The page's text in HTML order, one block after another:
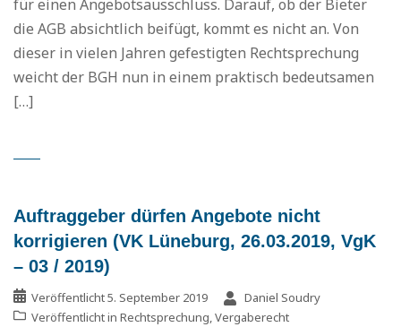
für einen Angebotsausschluss. Darauf, ob der Bieter
die AGB absichtlich beifügt, kommt es nicht an. Von
dieser in vielen Jahren gefestigten Rechtsprechung
weicht der BGH nun in einem praktisch bedeutsamen
[…]
Auftraggeber dürfen Angebote nicht
korrigieren (VK Lüneburg, 26.03.2019, VgK
– 03 / 2019)
Veröffentlicht5. September 2019
Daniel Soudry
Veröffentlicht in Rechtsprechung,Vergaberecht